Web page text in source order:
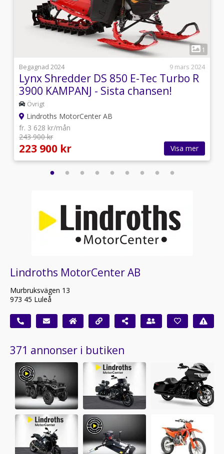
1
Begagnad 2024
9 mars 2024
Lynx Shredder DS 850 E-Tec Turbo R
3900 KAMPANJ - Sista chansen!
Övrigt
Lindroths MotorCenter AB
fr. 3 628 kr/mån
243 900 kr
223 900 kr Visa mer
Lindroths MotorCenter AB
Murbruksvägen 13
973 45 Luleå
371 annonser i butiken